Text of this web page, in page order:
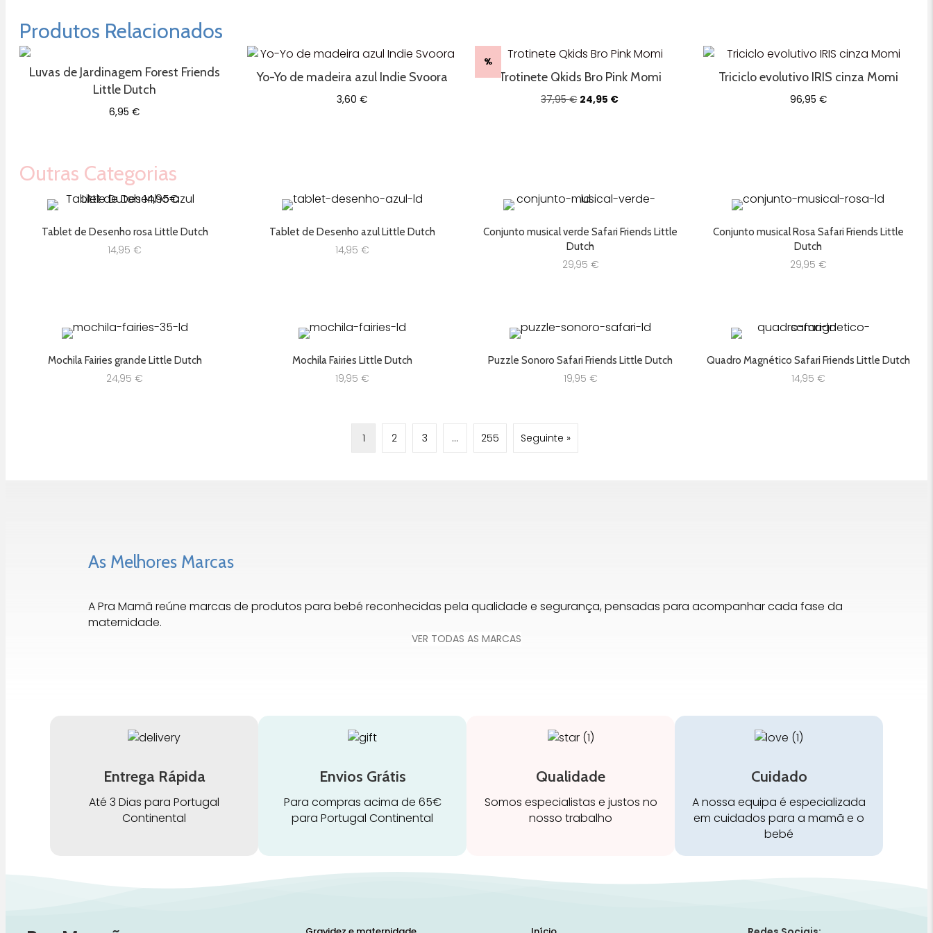
Produtos Relacionados
Luvas de Jardinagem Forest Friends
Little Dutch
6,95€
Yo-Yo de madeira azul Indie Svoora
3,60€
%
Trotinete Qkids Bro Pink Momi
37,95€ O
24,95 €O
Triciclo evolutivo IRIS cinza Momi
96,95 €
Outras Categorias
Tablet de Desenho rosa Little Dutch
14,95 €
Tablet de Desenho azul Little Dutch
14,95 €
Conjunto musical verde Safari Friends Little
Dutch
29,95 €
Conjunto musical Rosa Safari Friends Little
Dutch
29,95 €
Mochila Fairies grande Little Dutch
24,95 €
Mochila Fairies Little Dutch
19,95 €
Puzzle Sonoro Safari Friends Little Dutch
19,95 €
Quadro Magnético Safari Friends Little Dutch
14,95 €
1 2 3 … 255 Seguinte »
As Melhores Marcas
A Pra Mamã reúne marcas de produtos para bebé reconhecidas pela qualidade e segurança, pensadas para acompanhar cada fase da
maternidade.
VER TODAS AS MARCAS
Entrega Rápida
Até 3 Dias para Portugal
Continental
Envios Grátis
Para compras acima de 65€
para Portugal Continental
Qualidade
Somos especialistas e justos no
nosso trabalho
Cuidado
A nossa equipa é especializada
em cuidados para a mamã e o
bebé